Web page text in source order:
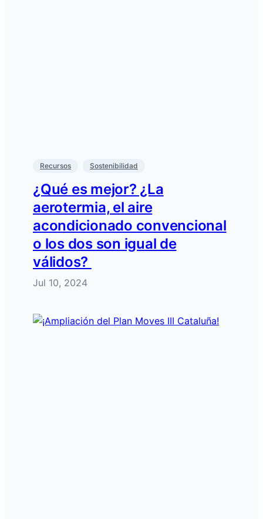
Recursos Sostenibilidad
¿Qué es mejor? ¿La
aerotermia, el aire
acondicionado convencional
o los dos son igual de
válidos?
Jul 10, 2024